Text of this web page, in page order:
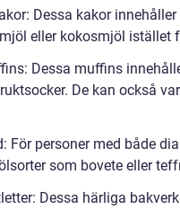
Dessa kakor
eller kokosmjöl istället
Dessa muffins
De kan också
För personer med både
som bovete eller
Dessa härliga